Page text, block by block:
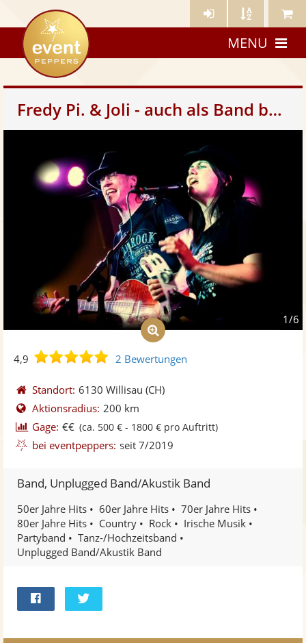
Künstler- Künstler Meine
eventpeppers
MENU
Fredy Pi. & Joli - auch als Band buchbar
1/6
4,9
4,9
5
Sternen
2 Bewertungen
Standort: 6130 Willisau (CH)
Aktionsradius: 200 km
Gage: €€ (ca. 500 € - 1800 € pro Auftritt)
bei eventpeppers: seit 7/2019
Band, Unplugged Band/Akustik Band
50er Jahre Hits 60er Jahre Hits
70er Jahre Hits
80er Jahre Hits
Country Rock
Irische Musik
Partyband
Tanz-/Hochzeitsband
Unplugged Band/Akustik Band
Facebook